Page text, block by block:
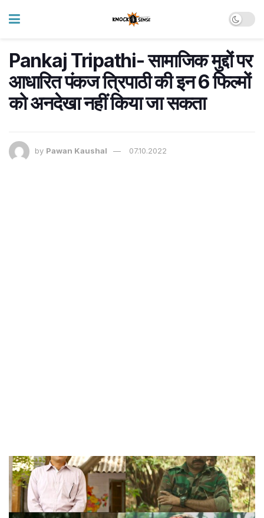
Pankaj Tripathi- सामाजिक मुद्दों पर
आधारित पंकज त्रिपाठी की इन 6 फिल्मों
को अनदेखा नहीं किया जा सकता
by Pawan Kaushal 07.10.2022